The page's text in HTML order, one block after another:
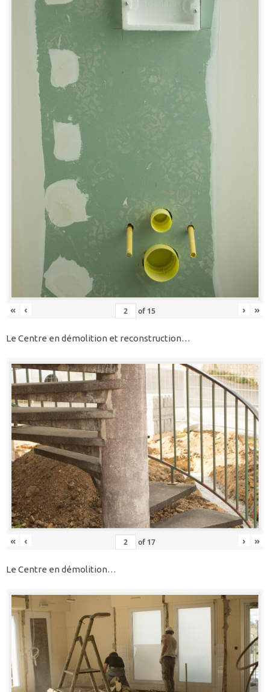
« ‹ of 15 › »
Le Centre en démolition et reconstruction…
« ‹ of 17 › »
Le Centre en démolition…